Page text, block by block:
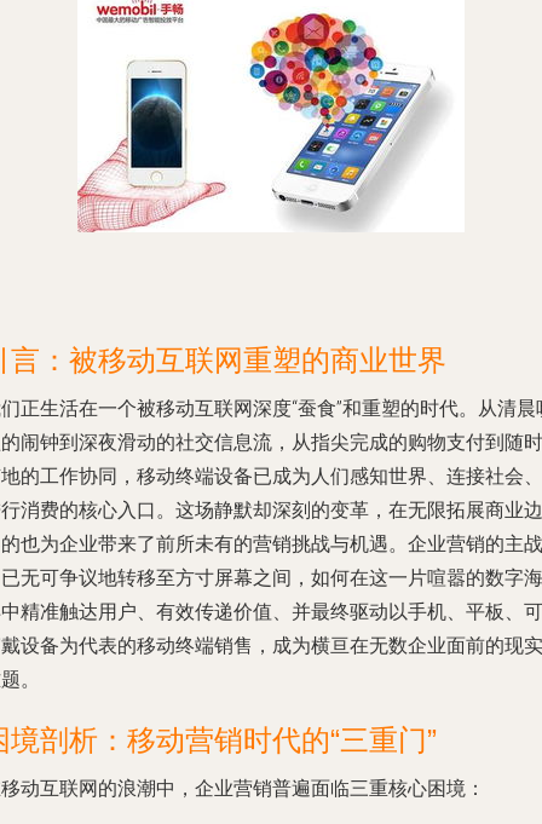
言：被移动互联网重塑的商业世界
正生活在一个被移动互联网深度“蚕食”和重塑的时代。从清晨
闹钟到深夜滑动的社交信息流，从指尖完成的购物支付到随时
的工作协同，移动终端设备已成为人们感知世界、连接社会、
消费的核心入口。这场静默却深刻的变革，在无限拓展商业边
也为企业带来了前所未有的营销挑战与机遇。企业营销的主战
无可争议地转移至方寸屏幕之间，如何在这一片喧嚣的数字海
精准触达用户、有效传递价值、并最终驱动以手机、平板、可
设备为代表的移动终端销售，成为横亘在无数企业面前的现实
。
境剖析：移动营销时代的“三重门”
动互联网的浪潮中，企业营销普遍面临三重核心困境：